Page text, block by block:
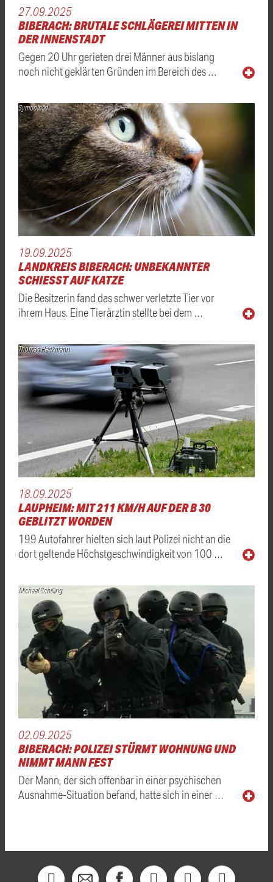
27.09.2025
BIBERACH: BRUTALE SCHLÄGEREI MITTEN IN
DER INNENSTADT
Gegen 20 Uhr gerieten drei Männer aus bislang
noch nicht geklärten Gründen im Bereich des …
Symbolbild
19.09.2025
LANDKREIS BIBERACH: UNBEKANNTER
SCHIESST AUF KATZE
Die Besitzerin fand das schwer verletzte Tier vor
ihrem Haus. Eine Tierärztin stellte bei dem …
Thomas Heckmann
18.09.2025
LAUPHEIM: MIT 211 KM/H AUF DER B 30
GEBLITZT WORDEN
199 Autofahrer hielten sich laut Polizei nicht an die
dort geltende Höchstgeschwindigkeit von 100 …
Michael Schilling
02.09.2025
BIBERACH: POLIZEI STÜRMT WOHNUNG UND
NIMMT MANN FEST
Der Mann, der sich offenbar in einer psychischen
Ausnahme-Situation befand, hatte sich in einer …